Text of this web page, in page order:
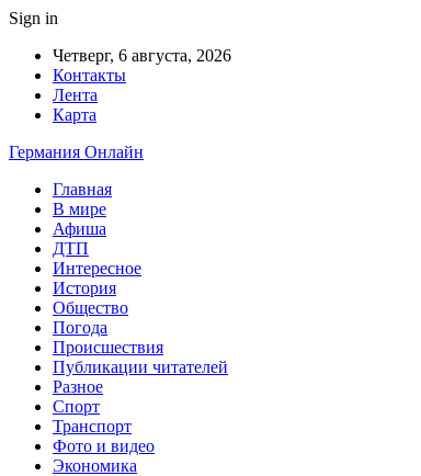
Sign in
Четверг, 6 августа, 2026
Контакты
Лента
Карта
Германия Онлайн
Главная
В мире
Афиша
ДТП
Интересное
История
Общество
Погода
Происшествия
Публикации читателей
Разное
Спорт
Транспорт
Фото и видео
Экономика